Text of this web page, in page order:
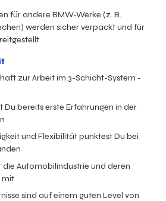
für andere BMW-Werke (z. B.
werden sicher verpackt und für
zur Arbeit im 3-Schicht-System -
Du bereits erste Erfahrungen in der
und Flexibilität punktest Du bei
die Automobilindustrie und deren
mit
sind auf einem guten Level von